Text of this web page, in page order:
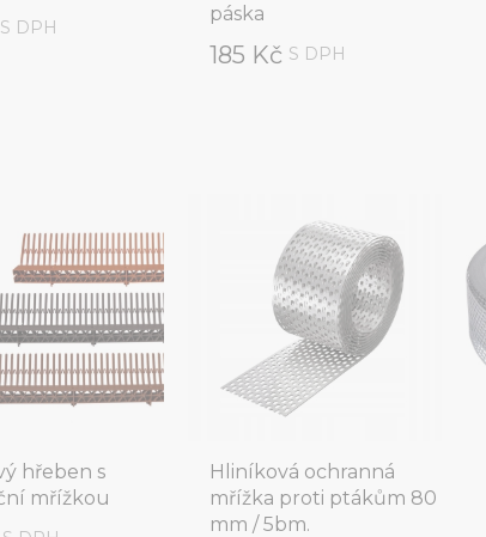
S DPH
páska
185 Kč S DPH
hřeben s
mřížkou
Hliníková ochranná
mřížka proti ptákům 80
mm / 5bm.